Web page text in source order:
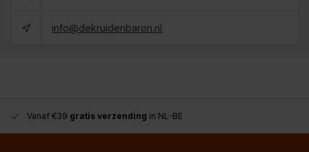
info@dekruidenbaron.nl
Vanaf €39 gratis verzending in NL-BE